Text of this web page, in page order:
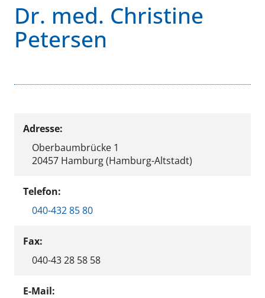
Dr. med. Christine
Petersen
Adresse:
Oberbaumbrücke 1
20457 Hamburg (Hamburg-Altstadt)
Telefon:
040-432 85 80
Fax:
040-43 28 58 58
E-Mail: